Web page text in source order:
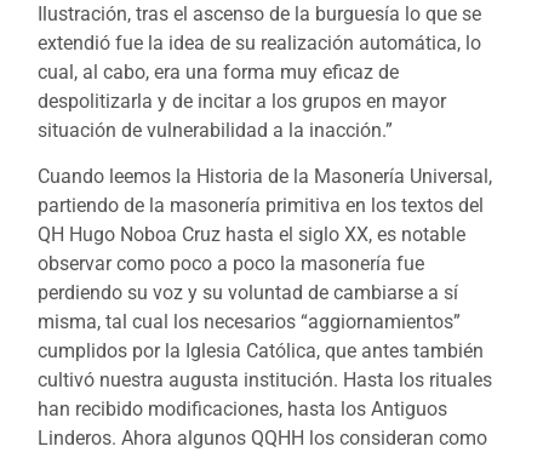
Ilustración, tras el ascenso de la burguesía lo que se
extendió fue la idea de su realización automática, lo
cual, al cabo, era una forma muy eficaz de
despolitizarla y de incitar a los grupos en mayor
situación de vulnerabilidad a la inacción.”
Cuando leemos la Historia de la Masonería Universal,
partiendo de la masonería primitiva en los textos del
QH Hugo Noboa Cruz hasta el siglo XX, es notable
observar como poco a poco la masonería fue
perdiendo su voz y su voluntad de cambiarse a sí
misma, tal cual los necesarios “aggiornamientos”
cumplidos por la Iglesia Católica, que antes también
cultivó nuestra augusta institución. Hasta los rituales
han recibido modificaciones, hasta los Antiguos
Linderos. Ahora algunos QQHH los consideran como